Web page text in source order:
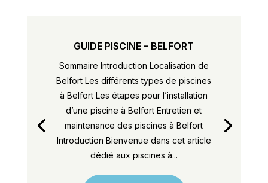
GUIDE PISCINE – BELFORT
Sommaire Introduction Localisation de
Belfort Les différents types de piscines
à Belfort Les étapes pour l’installation
d’une piscine à Belfort Entretien et
maintenance des piscines à Belfort
Introduction Bienvenue dans cet article
dédié aux piscines à...